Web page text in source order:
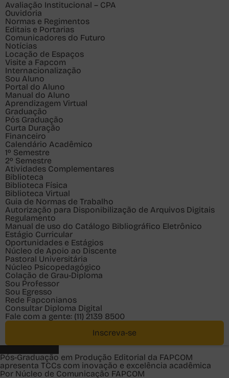
Avaliação Institucional – CPA
Ouvidoria
Normas e Regimentos
Editais e Portarias
Comunicadores do Futuro
Notícias
Locação de Espaços
Visite a Fapcom
Internacionalização
Sou Aluno
Portal do Aluno
Manual do Aluno
Aprendizagem Virtual
Graduação
Pós Graduação
Curta Duração
Financeiro
Calendário Acadêmico
1º Semestre
2º Semestre
Atividades Complementares
Biblioteca
Biblioteca Física
Biblioteca Virtual
Guia de Normas de Trabalho
Autorização para Disponibilização de Arquivos Digitais
Regulamento
Manual de uso do Catálogo Bibliográfico Eletrônico
Estágio Curricular
Oportunidades e Estágios
Núcleo de Apoio ao Discente
Pastoral Universitária
Núcleo Psicopedagógico
Colação de Grau-Diploma
Sou Professor
Sou Egresso
Rede Fapconianos
Consultar Diploma Digital
Fale com a gente: (11) 2139 8500
Inscreva-se
Pós-Graduação em Produção Editorial da FAPCOM
apresenta TCCs com inovação e excelência acadêmica
Por Núcleo de Comunicação FAPCOM